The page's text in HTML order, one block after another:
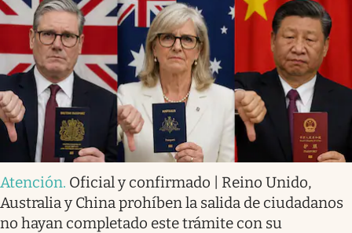
Atención. Oficial y confirmado | Reino Unido,
Australia y China prohíben la salida de ciudadanos
no hayan completado este trámite con su